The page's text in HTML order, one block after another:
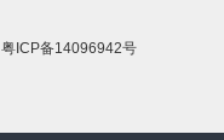
粤ICP备14096942号